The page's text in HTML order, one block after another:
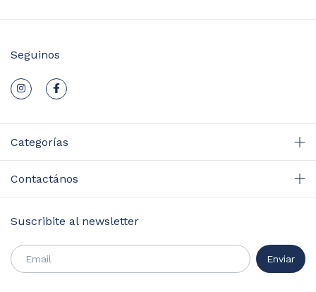
Seguinos
Categorías
Contactános
Suscribite al newsletter